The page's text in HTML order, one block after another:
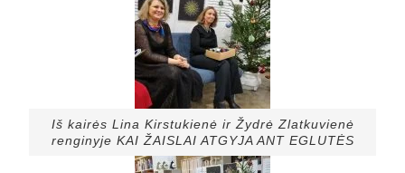
Iš kairės Lina Kirstukienė ir Žydrė Zlatkuvienė
renginyje KAI ŽAISLAI ATGYJA ANT EGLUTĖS